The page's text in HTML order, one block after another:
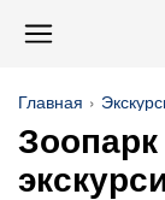
Главная
Зоопарк